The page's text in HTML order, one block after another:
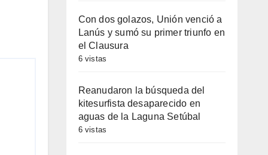
Con dos golazos, Unión venció a
Lanús y sumó su primer triunfo en
el Clausura
6 vistas
Reanudaron la búsqueda del
kitesurfista desaparecido en
aguas de la Laguna Setúbal
6 vistas